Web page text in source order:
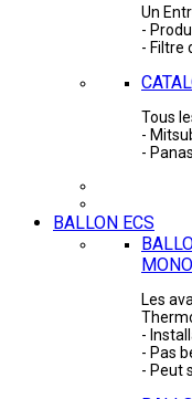
Un
-
- Filtre
Tous
-
-
BALLON ECS
Les
-
- Pas
- Peut